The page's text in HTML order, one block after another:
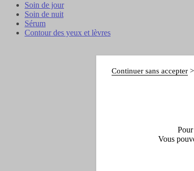
Soin de jour
Soin de nuit
Sérum
Contour des yeux et lèvres
Continuer sans accepter
Vous